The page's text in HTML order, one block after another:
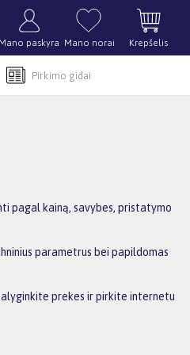
Mano paskyra Mano norai Krepšelis
Pirkimo gidai
pagal kainą, savybes, pristatymo
parametrus bei papildomas
prekes ir pirkite internetu